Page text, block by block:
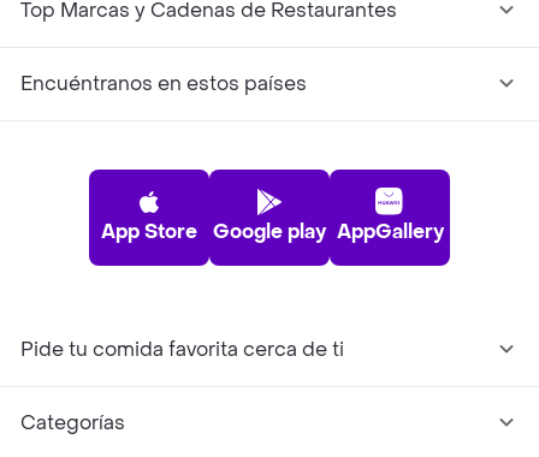
Top Marcas y Cadenas de Restaurantes
Encuéntranos en estos países
App Store Google play AppGallery
Pide tu comida favorita cerca de ti
Categorías